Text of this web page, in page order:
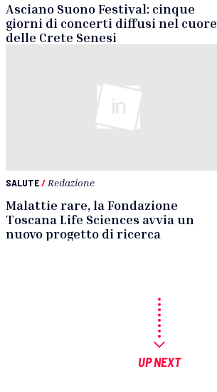
Asciano Suono Festival: cinque
giorni di concerti diffusi nel cuore
delle Crete Senesi
SALUTE/ Redazione
Malattie rare, la Fondazione
Toscana Life Sciences avvia un
nuovo progetto di ricerca
UP NEXT